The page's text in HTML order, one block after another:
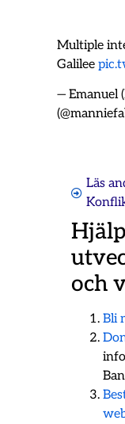
Multiple
Galilee
— Emanuel
Läs
och
Bli